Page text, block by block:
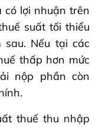
có lợi nhuận trên
suất tối thiểu
Nếu tại các
thấp hơn mức
nộp phần còn
thuế thu nhập